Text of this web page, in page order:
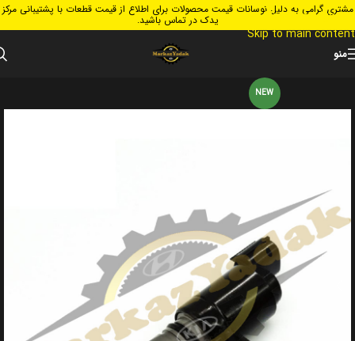
Skip to navigation
Skip to main content
مشتری گرامی به دلیل نوسانات قیمت محصولات برای اطلاع از قیمت قطعات با پشتیبانی مرکز
یدک در تماس باشید.
منو
NEW